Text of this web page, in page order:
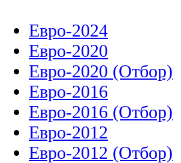
Евро-2024
Евро-2020
Евро-2020 (Отбор)
Евро-2016
Евро-2016 (Отбор)
Евро-2012
Евро-2012 (Отбор)